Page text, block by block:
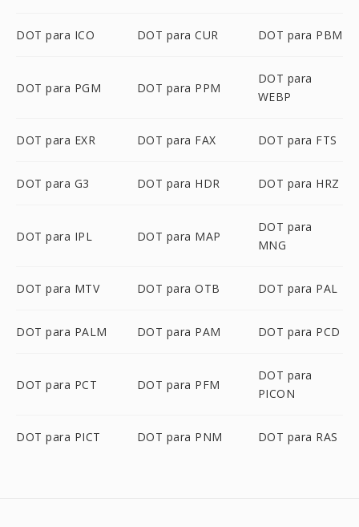
DOT para ICO DOT para CUR DOT para PBM
DOT para PGM DOT para PPM
DOT para
WEBP
DOT para EXR DOT para FAX DOT para FTS
DOT para G3 DOT para HDR DOT para HRZ
DOT para IPL DOT para MAP
DOT para
MNG
DOT para MTV DOT para OTB DOT para PAL
DOT para PALM DOT para PAM DOT para PCD
DOT para PCT DOT para PFM
DOT para
PICON
DOT para PICT DOT para PNM DOT para RAS